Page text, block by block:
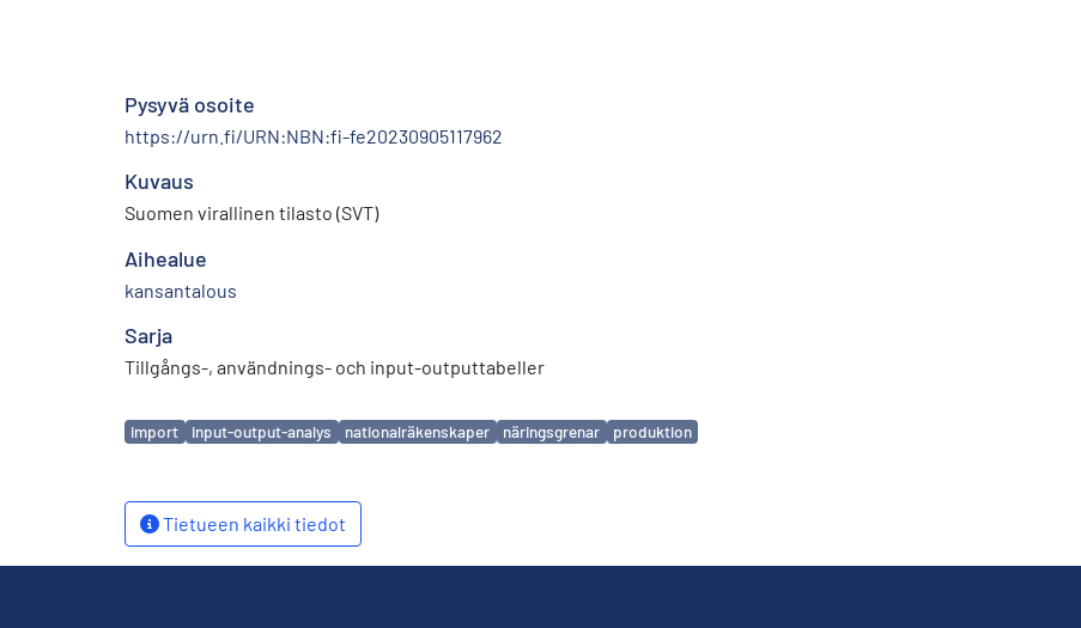
Pysyvä osoite
https://urn.fi/URN:NBN:fi-fe20230905117962
Kuvaus
Suomen virallinen tilasto (SVT)
Aihealue
kansantalous
Sarja
Tillgångs-, användnings- och input-outputtabeller
Avainsanat
import input-output-analys nationalräkenskaper näringsgrenar produktion
Tietueen kaikki tiedot